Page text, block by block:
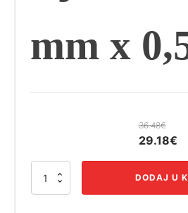
mm x
36.48€
Izvorna
cijena
bila
je:
29.18€
Dimovodna
DODAJ U